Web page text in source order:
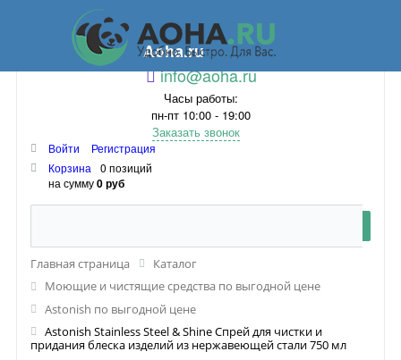
Aoha.ru
info@aoha.ru
Часы работы:
пн-пт 10:00 - 19:00
Заказать звонок
Войти
Регистрация
Корзина
0 позиций
на сумму0 руб
Главная страница
Каталог
Моющие и чистящие средства по выгодной цене
Astonish по выгодной цене
Astonish Stainless Steel & Shine Спрей для чистки и
придания блеска изделий из нержавеющей стали 750 мл